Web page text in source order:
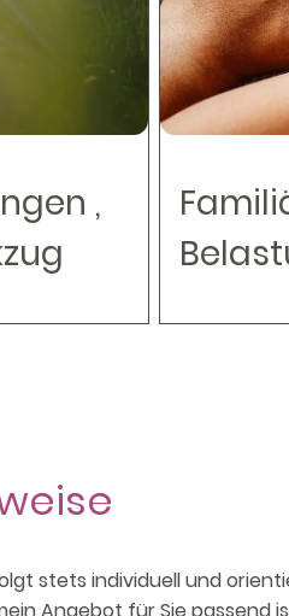
,
stets individuell und
Angebot für Sie passend